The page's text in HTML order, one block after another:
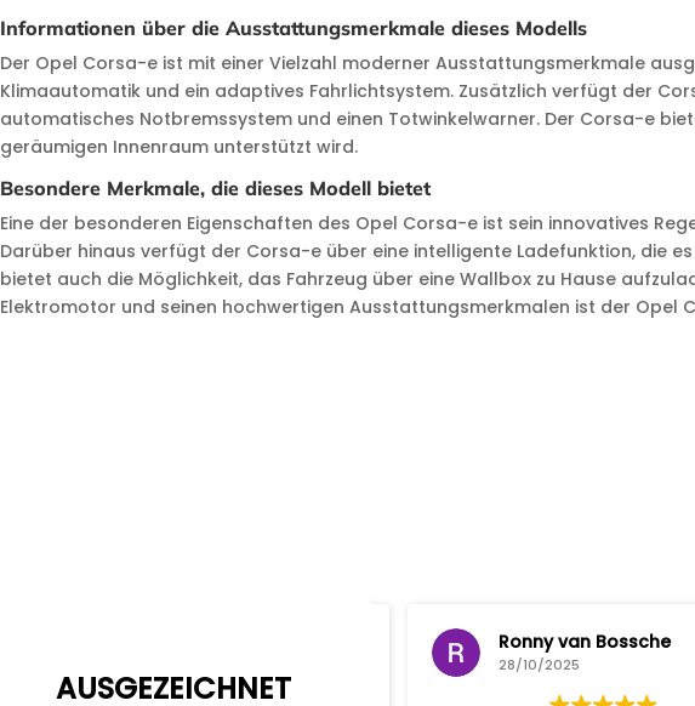
Informationen über die Ausstattungsmerkmale dieses Modells
Der Opel Corsa-e ist mit einer Vielzahl moderner Ausstattungsmerkmale
Klimaautomatik und ein adaptives Fahrlichtsystem. Zusätzlich verfügt der
automatisches Notbremssystem und einen Totwinkelwarner. Der Corsa-e
geräumigen Innenraum unterstützt wird.
Besondere Merkmale, die dieses Modell bietet
Eine der besonderen Eigenschaften des Opel Corsa-e ist sein innovatives
Darüber hinaus verfügt der Corsa-e über eine intelligente Ladefunktion, die
bietet auch die Möglichkeit, das Fahrzeug über eine Wallbox zu Hause
Elektromotor und seinen hochwertigen Ausstattungsmerkmalen ist der
AUSGEZEICHNET
Ronny van Bossche
28/10/2025